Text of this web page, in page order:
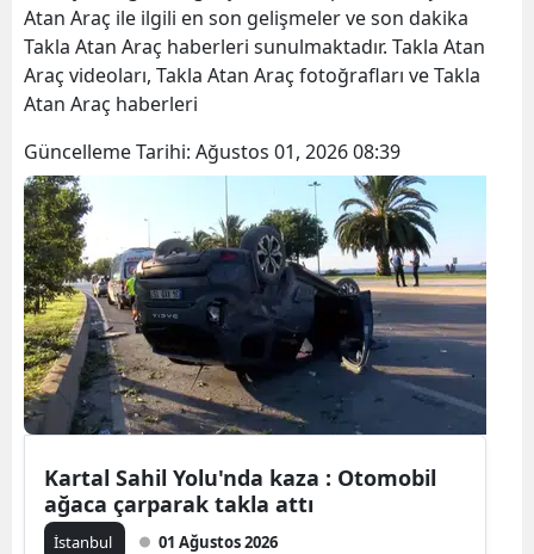
Artvin
Bingöl
Bitlis
Bolu
Burdur
Bursa
Atan Araç ile ilgili en son gelişmeler ve son dakika
Takla Atan Araç haberleri sunulmaktadır. Takla Atan
Araç videoları, Takla Atan Araç fotoğrafları ve Takla
Atan Araç haberleri
Güncelleme Tarihi: Ağustos 01, 2026 08:39
Kartal Sahil Yolu'nda kaza : Otomobil
ağaca çarparak takla attı
İstanbul 01 Ağustos 2026